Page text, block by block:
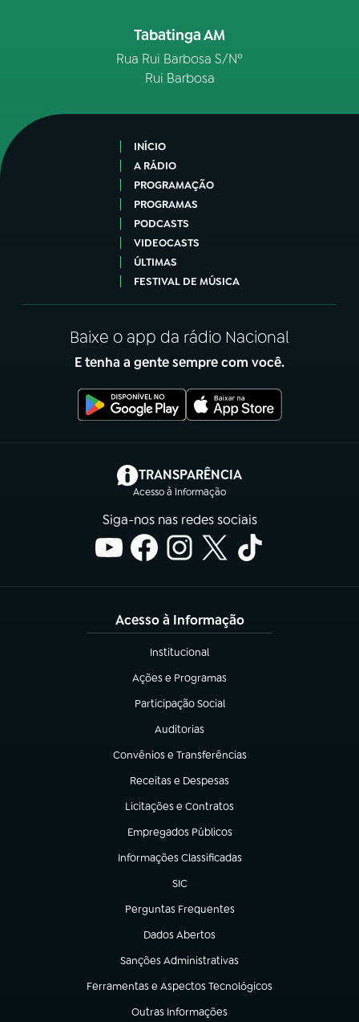
Tabatinga AM
Rua Rui Barbosa S/Nº
Rui Barbosa
INÍCIO
A RÁDIO
PROGRAMAÇÃO
PROGRAMAS
PODCASTS
VIDEOCASTS
ÚLTIMAS
FESTIVAL DE MÚSICA
Baixe o app da rádio Nacional
E tenha a gente sempre com você.
TRANSPARÊNCIA
Acesso à Informação
(abre em nova aba)
Siga-nos nas redes sociais
Acesso à Informação
Institucional
(abre em nova aba)
Ações e Programas
(abre em nova aba)
Participação Social
(abre em nova aba)
Auditorias
(abre em nova aba)
Convênios e Transferências
(abre em nova aba)
Receitas e Despesas
(abre em nova aba)
Licitações e Contratos
(abre em nova aba)
Empregados Públicos
(abre em nova aba)
Informações Classificadas
(abre em nova aba)
SIC
(abre em nova aba)
Perguntas Frequentes
(abre em nova aba)
Dados Abertos
(abre em nova aba)
Sanções Administrativas
(abre em nova aba)
Ferramentas e Aspectos Tecnológicos
(abre em nova aba)
Outras Informações
(abre em nova aba)